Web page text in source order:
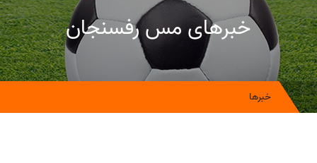
خبرهای مس رفسنجان
خبرها